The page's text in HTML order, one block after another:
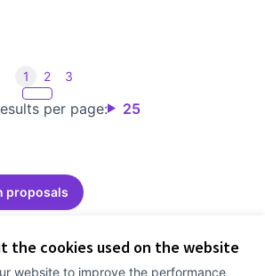
the cookies used on the website
website to improve the performance
per page: 25
1 2 3
proposals